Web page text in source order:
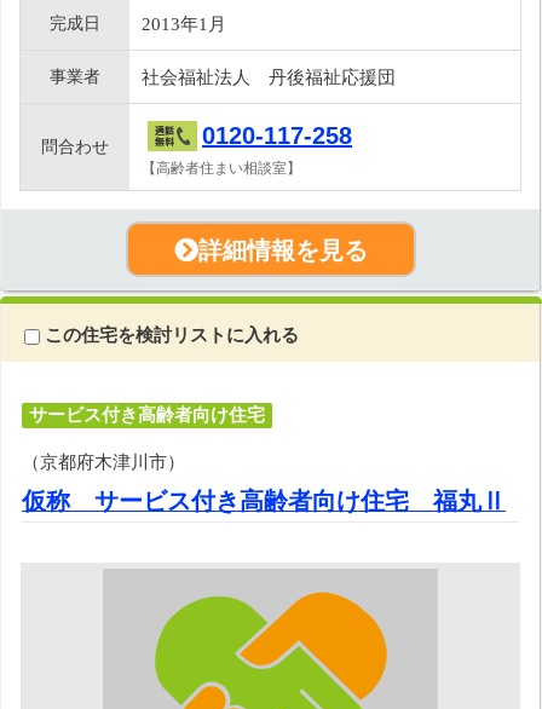
完成日 2013年1月
事業者 社会福祉法人 丹後福祉応援団
問合わせ 0120-117-258
【高齢者住まい相談室】
詳細情報を見る
この住宅を検討リストに入れる
サービス付き高齢者向け住宅
（京都府木津川市）
仮称 サービス付き高齢者向け住宅 福丸Ⅱ